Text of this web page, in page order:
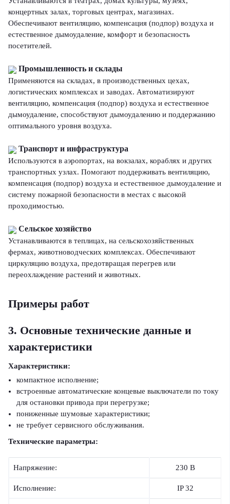
концертных залах, торговых центрах, магазинах.
Обеспечивают вентиляцию, компенсация (подпор) воздуха и
естественное дымоудаление, комфорт и безопасность
посетителей.
Промышленность и склады
Применяются на складах, в производственных цехах,
логистических комплексах и заводах. Автоматизируют
вентиляцию, компенсация (подпор) воздуха и естественное
дымоудаление, способствуют дымоудалению и поддержанию
оптимального уровня воздуха.
Транспорт и инфраструктура
Используются в аэропортах, на вокзалах, кораблях и других
транспортных узлах. Помогают поддерживать вентиляцию,
компенсация (подпор) воздуха и естественное дымоудаление и
систему пожарной безопасности в местах с высокой
проходимостью.
Сельское хозяйство
Устанавливаются в теплицах, на сельскохозяйственных
фермах, животноводческих комплексах. Обеспечивают
циркуляцию воздуха, предотвращая перегрев или
переохлаждение растений и животных.
Примеры работ
3. Основные технические данные и
характеристики
Характеристики:
компактное исполнение;
встроенные автоматические концевые выключатели по току
для остановки привода при перегрузке;
пониженные шумовые характеристики;
не требует сервисного обслуживания.
Технические параметры:
Напряжение: 230 В
Исполнение: IP 32